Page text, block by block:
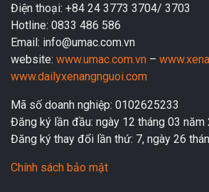
Điện thoại: +84 24 3773 3704/ 3703
Hotline: 0833 486 586
Email: info@umac.com.vn
website: www.umac.com.vn –
www.dailyxenangnguoi.com
Mã số doanh nghiệp: 0102625233
Đăng ký lần đầu: ngày 12 tháng 03 năm
Đăng ký thay đổi lần thứ: 7, ngày 26
Chính sách bảo mật